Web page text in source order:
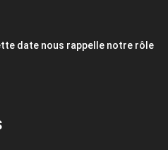
date nous rappelle notre rôle